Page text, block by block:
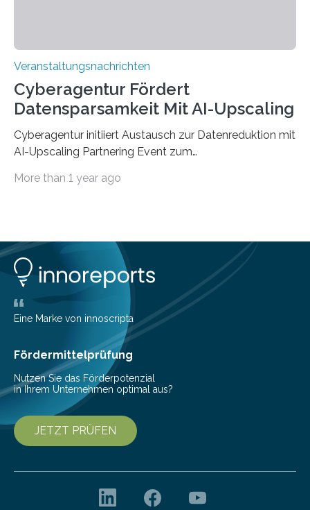
Veranstaltungsnachrichten
Cyberagentur Fördert
Datensparsamkeit Mit AI-Upscaling
Cyberagentur initiiert Austausch zur Datenreduktion mit
AI-Upscaling Partnering Event zum
innovative DatenverarbeitungDie Agentur für
Entwicklung von Technologien zur gezielten
Datenreduktion und Rekonstruktion in schwierigen
Kommunikationsumgebungen. Das Event dient der
Vernetzung potenzieller Forschungspartner und der
Vorbereitung der Programmausschreibung. Die
Cyberagentur organisiert am 25. März 2025, von 14:00
bis 16:00 Uhr, ein virtuelles Partnering Event zum
Forschungsprogramm „Datenrekonstruktion…
More than 1 year ago
Eine Marke von innoscripta
Fördermittelprüfung
Nutzen Sie das Förderpotenzial
in Ihrem Unternehmen optimal aus?
JETZT PRÜFEN